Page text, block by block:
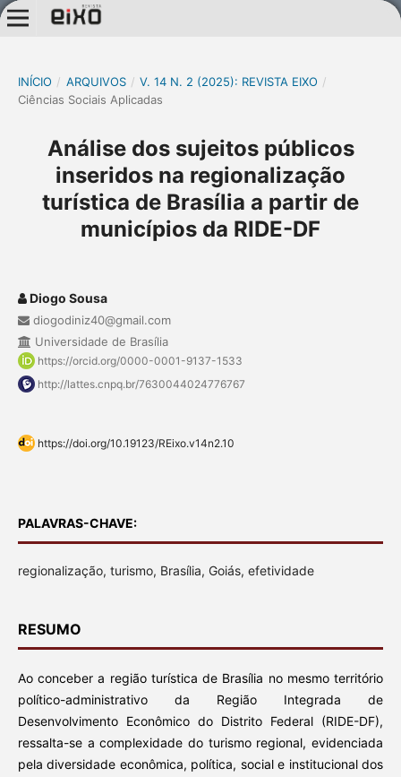
INÍCIO / ARQUIVOS / V. 14 N. 2 (2025): REVISTA EIXO /
Ciências Sociais Aplicadas
Análise dos sujeitos públicos
inseridos na regionalização
turística de Brasília a partir de
municípios da RIDE-DF
Diogo Sousa
diogodiniz40@gmail.com
Universidade de Brasília
https://orcid.org/0000-0001-9137-1533
http://lattes.cnpq.br/7630044024776767
https://doi.org/10.19123/REixo.v14n2.10
PALAVRAS-CHAVE:
regionalização, turismo, Brasília, Goiás, efetividade
RESUMO
Ao conceber a região turística de Brasília no mesmo território
político-administrativo da Região Integrada de
Desenvolvimento Econômico do Distrito Federal (RIDE-DF),
ressalta-se a complexidade do turismo regional, evidenciada
pela diversidade econômica, política, social e institucional dos